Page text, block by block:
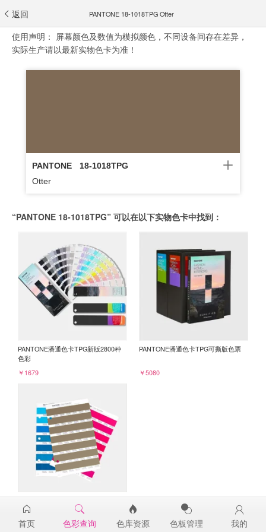
返回 PANTONE 18-1018TPG Otter
使用声明： 屏幕颜色及数值为模拟颜色，不同设备间存在差异，
实际生产请以最新实物色卡为准！
PANTONE
18-1018TPG
Otter
“PANTONE 18-1018TPG” 可以在以下实物色卡中找到：
PANTONE潘通色卡TPG新版2800种
色彩
￥1679
PANTONE潘通色卡TPG可撕版色票
￥5080
18-1018TPG
￥98
首页 色彩查询 色库资源 色板管理 我的